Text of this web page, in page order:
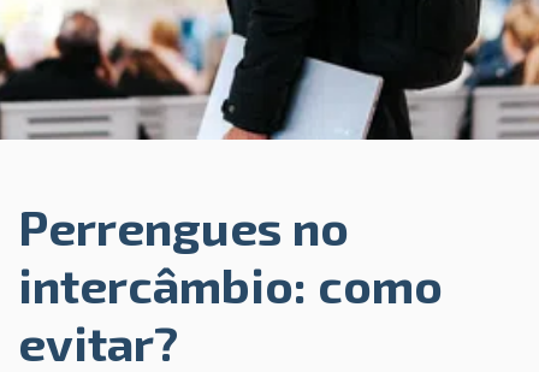
Perrengues no
intercâmbio: como
evitar?